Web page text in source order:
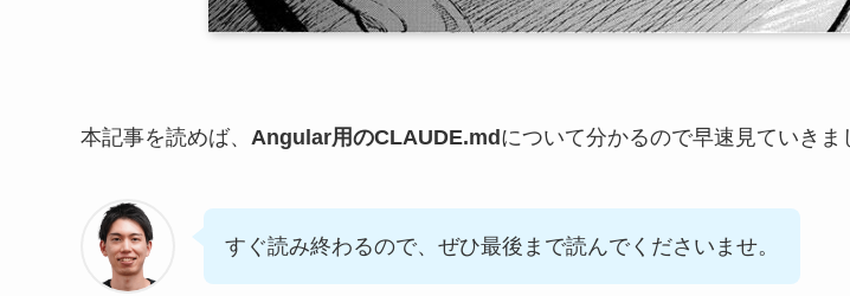
本記事を読めば、 Angular用のCLAUDE.md について分かるので早速見ていきま
すぐ読み終わるので、ぜひ最後まで読んでくださいませ。